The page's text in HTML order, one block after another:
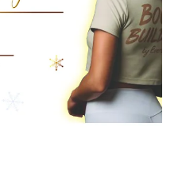
STRUCTURA FORMA LS